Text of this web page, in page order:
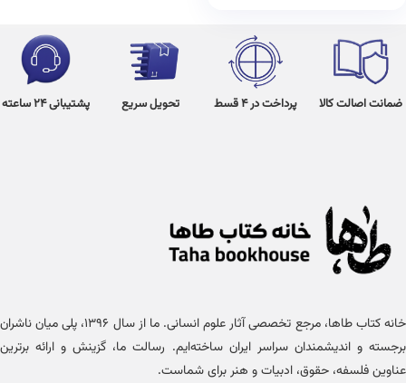
ضمانت اصالت کالا پرداخت در 4 قسط تحویل سریع پشتیبانی 24 ساعته
خانه کتاب طاها، مرجع تخصصی آثار علوم انسانی. ما از سال ۱۳۹۶، پلی میان ناشران
برجسته و اندیشمندان سراسر ایران ساخته‌ایم. رسالت ما، گزینش و ارائه برترین
عناوین فلسفه، حقوق، ادبیات و هنر برای شماست.